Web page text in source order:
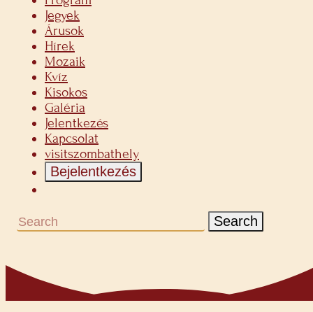
Jegyek
Árusok
Hírek
Mozaik
Kvíz
Kisokos
Galéria
Jelentkezés
Kapcsolat
visitszombathely
Bejelentkezés
Search